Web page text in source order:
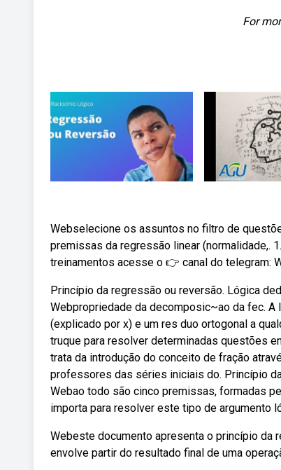
For
Webselecione os assuntos no filtro de
premissas da regressão linear (normalidade,.
treinamentos acesse o 👉 canal do telegram:
Princípio da regressão ou reversão. Lógica
Webpropriedade da decomposic~ao da fec.
(explicado por x) e um res duo ortogonal a
truque para resolver determinadas questões
trata da introdução do conceito de fração
professores das séries iniciais do. Princípio
Webao todo são cinco premissas, formadas
importa para resolver este tipo de argumento
Webeste documento apresenta o princípio da
envolve partir do resultado final de uma